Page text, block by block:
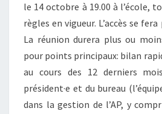
AU
JDE
le 14 octobre à 19.00 à l’école,
règles en vigueur. L’accès se
La réunion durera plus ou
pour points principaux: bilan
au cours des 12 derniers
président·e et du bureau
dans la gestion de l’AP, y